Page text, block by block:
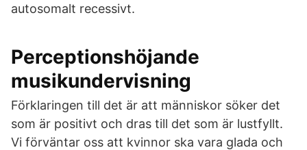
autosomalt recessivt.
Perceptionshöjande
musikundervisning
Förklaringen till det är att människor söker det
som är positivt och dras till det som är lustfyllt.
Vi förväntar oss att kvinnor ska vara glada och